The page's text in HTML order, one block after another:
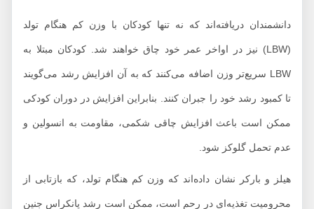
دانشمندان دریافته‌اند که نه تنها کودکان با وزن کم هنگام تولد
(LBW) نیز در اواخر عمر خود چاق خواهند شد. کودکان مبتلا به
LBW سریع‌تر وزن اضافه می‌کنند که به آن افزایش رشد می‌گویند
تا کمبود رشد خود را جبران کنند. بنابراین افزایش در دوران کودکی
ممکن است باعث افزایش چاقی شکمی، مقاومت به انسولین و
عدم تحمل گلوکز شود.
هیلز و بارکر نشان داده‌اند که وزن کم هنگام تولد، که بازتابی از
محرومیت تغذیه‌ای در رحم است، ممکن است رشد پانکراس جنین